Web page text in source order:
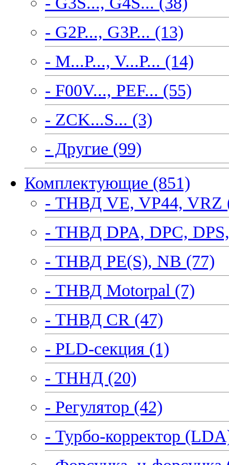
- G2P..., G3P... (13)
- M...P..., V...P... (14)
- F00V..., PEF... (55)
- ZCK...S... (3)
- Другие (99)
Комплектующие (851)
- ТНВД VE, VP44, VRZ
- ТНВД DPA, DPC,
- ТНВД PE(S), NB (77)
- ТНВД Motorpal (7)
- ТНВД CR (47)
- PLD-секция (1)
- ТННД (20)
- Регулятор (42)
- Турбо-корректор